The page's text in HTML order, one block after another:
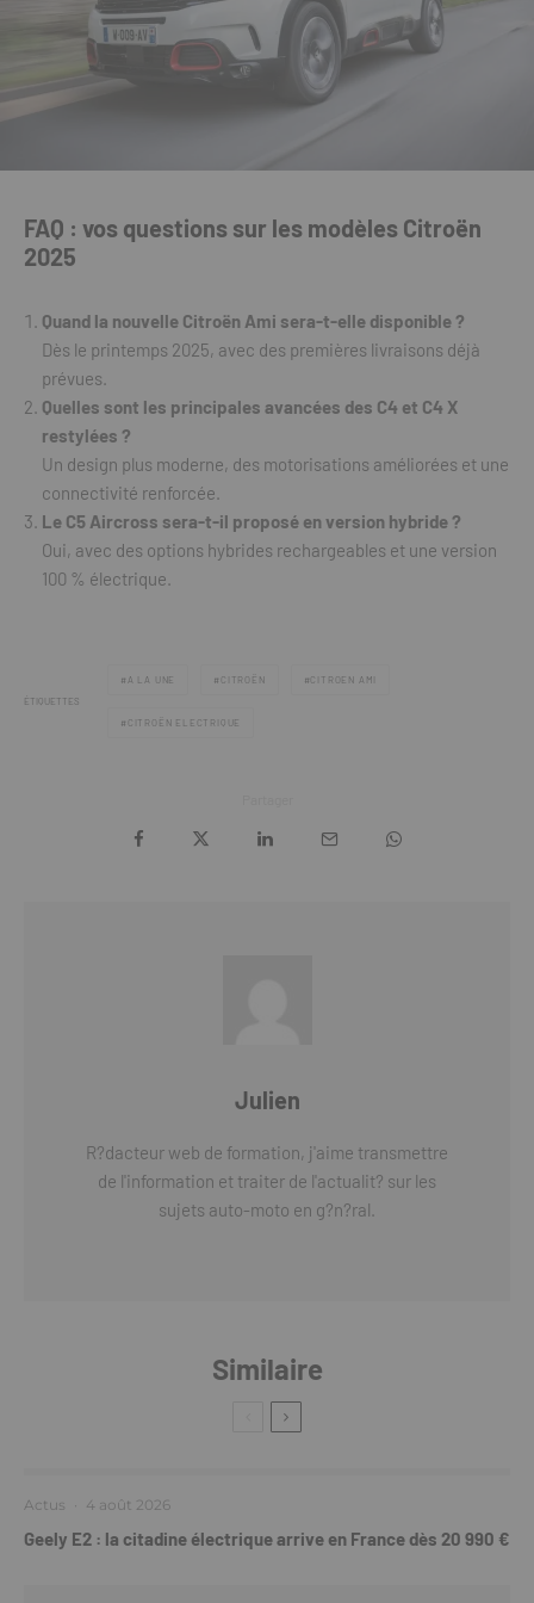
FAQ : vos questions sur les modèles Citroën
2025
Quand la nouvelle Citroën Ami sera-t-elle disponible ?
Dès le printemps 2025, avec des premières livraisons déjà
prévues.
Quelles sont les principales avancées des C4 et C4 X
restylées ?
Un design plus moderne, des motorisations améliorées et une
connectivité renforcée.
Le C5 Aircross sera-t-il proposé en version hybride ?
Oui, avec des options hybrides rechargeables et une version
100 % électrique.
ÉTIQUETTES
A LA UNE CITROËN CITROEN AMI
CITROËN ELECTRIQUE
Julien
R?dacteur web de formation, j'aime transmettre
de l'information et traiter de l'actualit? sur les
sujets auto-moto en g?n?ral.
Similaire
Actus · 4 août 2026
Geely E2 : la citadine électrique arrive en France dès 20 990 €